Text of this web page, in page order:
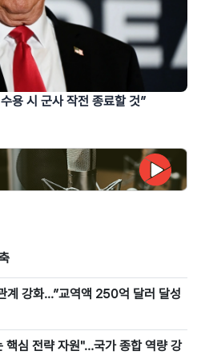
용 시 군사 작전 종료할 것”
계 강화...”교역액 250억 달러 달성
핵심 전략 자원"…국가 종합 역량 강